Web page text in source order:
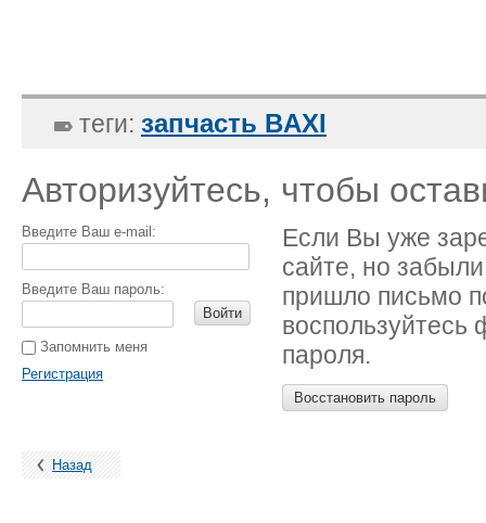
теги: запчасть BAXI
Авторизуйтесь, чтобы
Введите Ваш e-mail:
Введите Ваш пароль:
Войти
Запомнить меня
Регистрация
Если Вы уже
сайте, но
пришло письмо
воспользуйтесь
пароля.
Восстановить пароль
Назад